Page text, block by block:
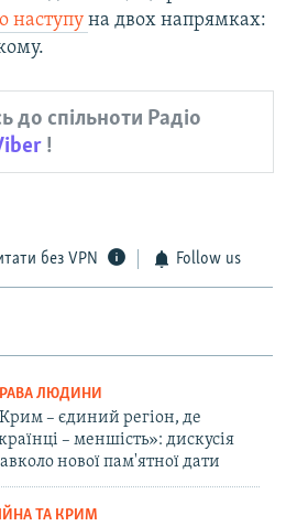
наступу на двох напрямках:
до спільноти Радіо
!
без VPN Follow us
ЛЮДИНИ
– єдиний регіон, де
– меншість»: дискусія
нової пам'ятної дати
ТА КРИМ